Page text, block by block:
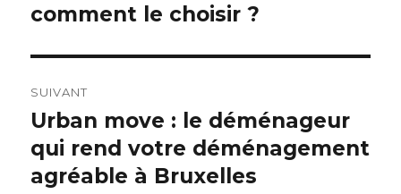
l’article
précédent :
comment le choisir ?
SUIVANT
Article
suivant :
Urban move : le déménageur
qui rend votre déménagement
agréable à Bruxelles